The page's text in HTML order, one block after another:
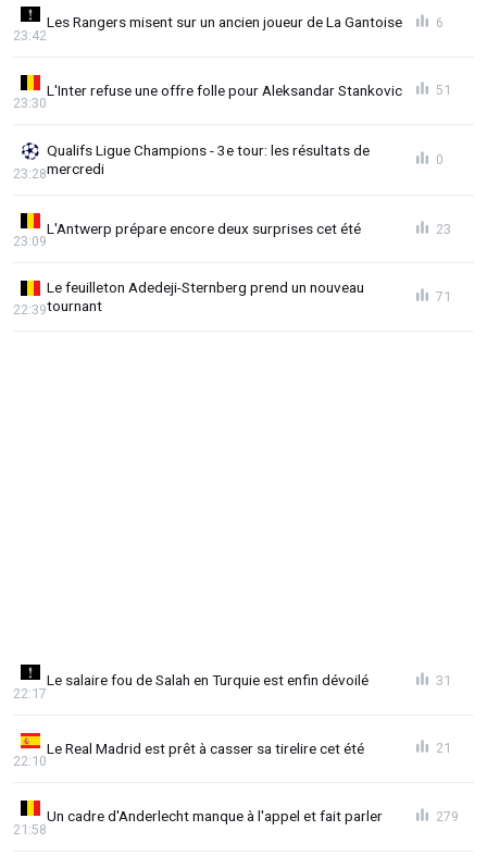
Les Rangers misent sur un ancien joueur de La Gantoise
23:42
6
L'Inter refuse une offre folle pour Aleksandar Stankovic
23:30
51
Qualifs Ligue Champions - 3e tour: les résultats de
mercredi
23:28
0
L'Antwerp prépare encore deux surprises cet été
23:09
23
Le feuilleton Adedeji-Sternberg prend un nouveau
tournant
22:39
71
Le salaire fou de Salah en Turquie est enfin dévoilé
22:17
31
Le Real Madrid est prêt à casser sa tirelire cet été
22:10
21
Un cadre d'Anderlecht manque à l'appel et fait parler
21:58
279